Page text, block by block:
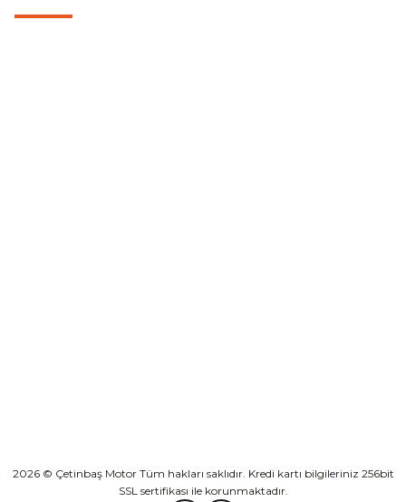
2026 © Çetinbaş Motor Tüm hakları saklıdır. Kredi kartı bilgileriniz 256bit
SSL sertifikası ile korunmaktadır.